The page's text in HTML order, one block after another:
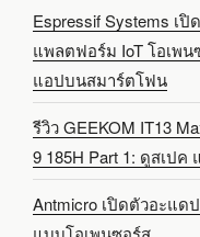
Espressif Systems เปิ
แพลตฟอร์ม IoT โอเพ
แอปบนสมาร์ตโฟน
รีวิว GEEKOM IT13
9 185H Part 1: ดูสเปค
Antmicro เปิดตัวอะแดป